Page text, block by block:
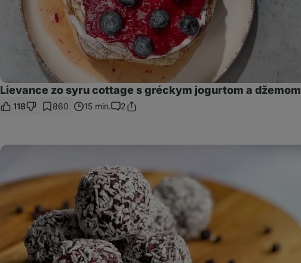
Lievance zo syru cottage s gréckym jogurtom a džemom
118 860 15 min.
Komentáre
2Zdieľať
Čučoriedkové